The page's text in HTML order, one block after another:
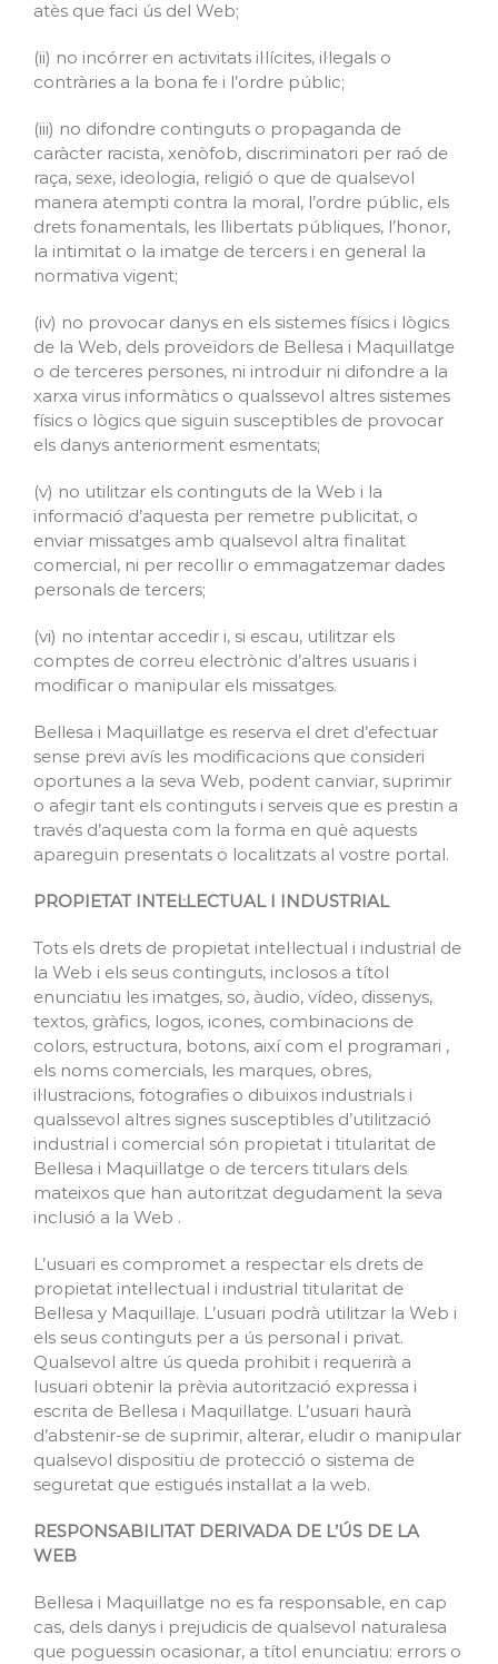
atès que faci ús del Web;
(ii) no incórrer en activitats il·lícites, il·legals o
contràries a la bona fe i l’ordre públic;
(iii) no difondre continguts o propaganda de
caràcter racista, xenòfob, discriminatori per raó de
raça, sexe, ideologia, religió o que de qualsevol
manera atempti contra la moral, l’ordre públic, els
drets fonamentals, les llibertats públiques, l’honor,
la intimitat o la imatge de tercers i en general la
normativa vigent;
(iv) no provocar danys en els sistemes físics i lògics
de la Web, dels proveïdors de Bellesa i Maquillatge
o de terceres persones, ni introduir ni difondre a la
xarxa virus informàtics o qualssevol altres sistemes
físics o lògics que siguin susceptibles de provocar
els danys anteriorment esmentats;
(v) no utilitzar els continguts de la Web i la
informació d’aquesta per remetre publicitat, o
enviar missatges amb qualsevol altra finalitat
comercial, ni per recollir o emmagatzemar dades
personals de tercers;
(vi) no intentar accedir i, si escau, utilitzar els
comptes de correu electrònic d’altres usuaris i
modificar o manipular els missatges.
Bellesa i Maquillatge es reserva el dret d’efectuar
sense previ avís les modificacions que consideri
oportunes a la seva Web, podent canviar, suprimir
o afegir tant els continguts i serveis que es prestin a
través d’aquesta com la forma en què aquests
apareguin presentats o localitzats al vostre portal.
PROPIETAT INTEL·LECTUAL I INDUSTRIAL
Tots els drets de propietat intel·lectual i industrial de
la Web i els seus continguts, inclosos a títol
enunciatiu les imatges, so, àudio, vídeo, dissenys,
textos, gràfics, logos, icones, combinacions de
colors, estructura, botons, així com el programari ,
els noms comercials, les marques, obres,
il·lustracions, fotografies o dibuixos industrials i
qualssevol altres signes susceptibles d’utilització
industrial i comercial són propietat i titularitat de
Bellesa i Maquillatge o de tercers titulars dels
mateixos que han autoritzat degudament la seva
inclusió a la Web .
L’usuari es compromet a respectar els drets de
propietat intel·lectual i industrial titularitat de
Bellesa y Maquillaje. L’usuari podrà utilitzar la Web i
els seus continguts per a ús personal i privat.
Qualsevol altre ús queda prohibit i requerirà a
lusuari obtenir la prèvia autorització expressa i
escrita de Bellesa i Maquillatge. L’usuari haurà
d’abstenir-se de suprimir, alterar, eludir o manipular
qualsevol dispositiu de protecció o sistema de
seguretat que estigués instal·lat a la web.
RESPONSABILITAT DERIVADA DE L’ÚS DE LA
WEB
Bellesa i Maquillatge no es fa responsable, en cap
cas, dels danys i prejudicis de qualsevol naturalesa
que poguessin ocasionar, a títol enunciatiu: errors o